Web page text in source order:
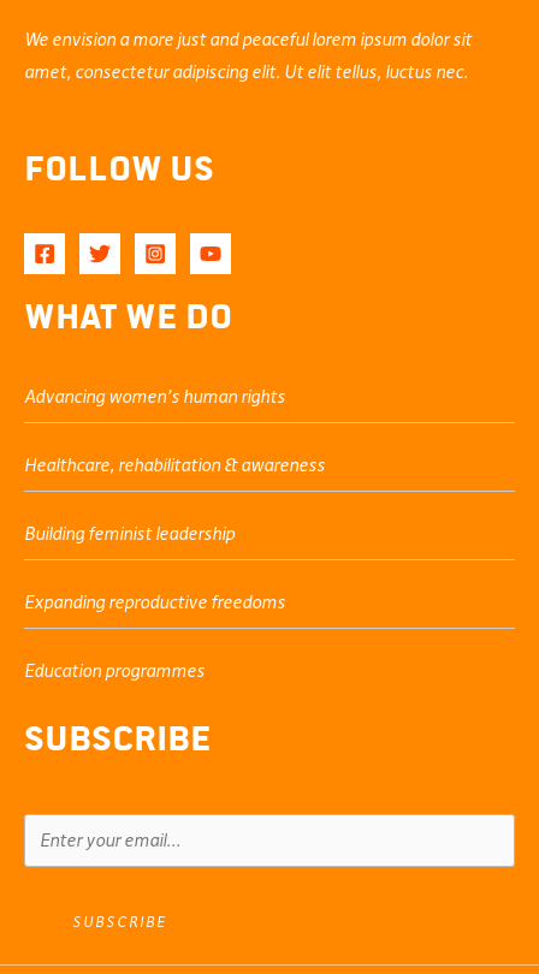
We envision a more just and peaceful lorem ipsum dolor sit
amet, consectetur adipiscing elit. Ut elit tellus, luctus nec.
Follow Us
What We Do
Advancing women’s human rights
Healthcare, rehabilitation & awareness
Building feminist leadership
Expanding reproductive freedoms
Education programmes
Subscribe
SUBSCRIBE